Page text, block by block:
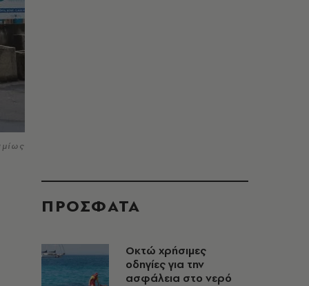
ΠΡΟΣΦΑΤΑ
Οκτώ χρήσιμες
οδηγίες για την
ασφάλεια στο νερό